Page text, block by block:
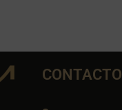
CONTACTO